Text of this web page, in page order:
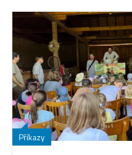
Příkazy